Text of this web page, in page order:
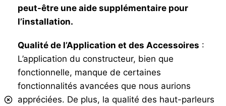
peut-être une aide supplémentaire pour
l’installation.
Qualité de l’Application et des Accessoires :
L’application du constructeur, bien que
fonctionnelle, manque de certaines
fonctionnalités avancées que nous aurions
appréciées. De plus, la qualité des haut-parleurs